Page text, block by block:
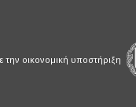
την οικονομική υποστήριξη